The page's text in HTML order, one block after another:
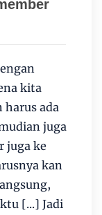
kita
harus ada
juga
juga ke
kan
[...] Jadi